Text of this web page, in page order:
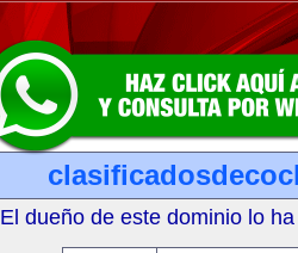
El dueño de este dominio lo